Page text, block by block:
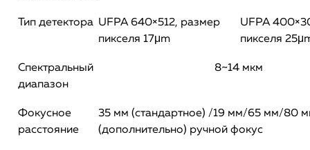
Тип детектора UFPA 640×512, размер
пикселя 17μm
UFPA
пикселя
Спектральный
диапазон
8~14 мкм
Фокусное
расстояние
35 мм (стандартное) /19 мм/65 мм/80
(дополнительно) ручной фокус